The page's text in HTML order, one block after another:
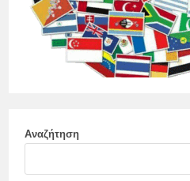
Αναζήτηση